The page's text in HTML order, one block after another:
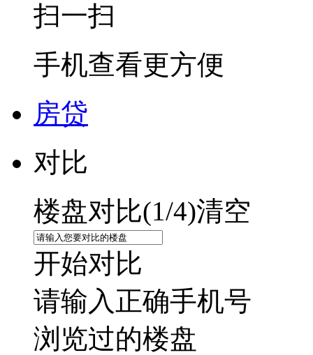
扫一扫
手机查看更方便
房贷
对比
楼盘对比(1/4)清空
开始对比
请输入正确手机号
浏览过的楼盘